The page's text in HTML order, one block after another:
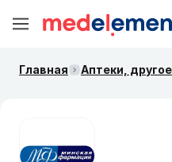
Главная Аптеки, другое